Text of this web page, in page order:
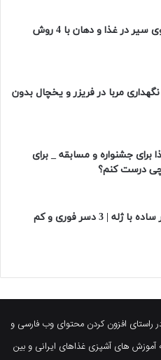
از بین بردن بوی سیر در غذا و دهان با 4 روش
مربا در فریزر و یخچال بدون
جشنواره و مسابقه _ برای
چی درست کنم؟
طرز تهیه دسر ساده با ژله | 3 دسر فوری و کم
آشپزی مامی کوکینگ در سال 1401 در راستای افزون کردن محتوای وب فارسی و
آموزش های آشپزی غذاهای ایرانی و بین